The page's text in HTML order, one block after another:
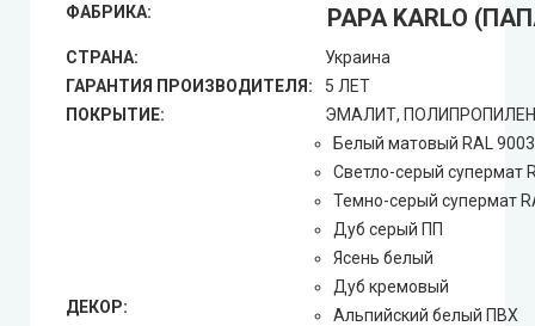
ФАБРИКА: PAPA KARLO
СТРАНА:
Украина
ГАРАНТИЯ ПРОИЗВОДИТЕЛЯ:
5 ЛЕТ
ПОКРЫТИЕ:
ЭМАЛИТ,
ДЕКОР:
Белый матовый RAL 9003
Светло-серый супермат
Темно-серый супермат
Дуб серый ПП
Ясень белый
Дуб кремовый
Альпийский белый ПВХ